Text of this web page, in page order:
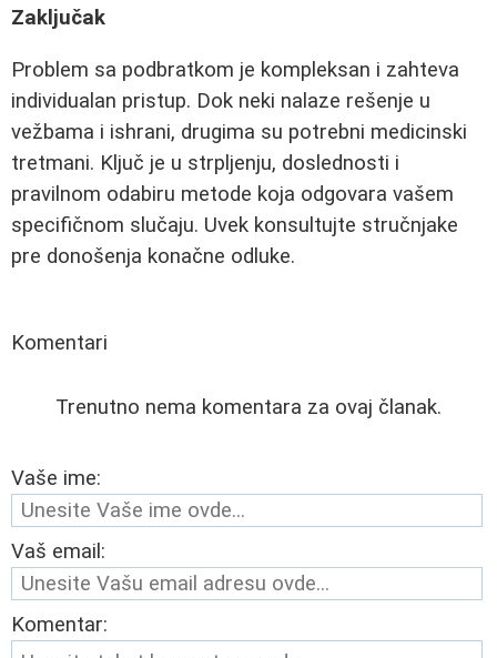
Zaključak
Problem sa podbratkom je kompleksan i zahteva
individualan pristup. Dok neki nalaze rešenje u
vežbama i ishrani, drugima su potrebni medicinski
tretmani. Ključ je u strpljenju, doslednosti i
pravilnom odabiru metode koja odgovara vašem
specifičnom slučaju. Uvek konsultujte stručnjake
pre donošenja konačne odluke.
Komentari
Trenutno nema komentara za ovaj članak.
Vaše ime:
Vaš email:
Komentar: